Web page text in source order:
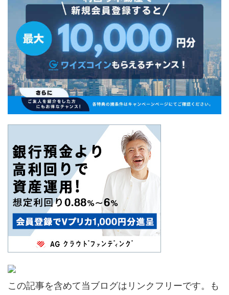
この記事を含めて当ブログはリンクフリーです。も